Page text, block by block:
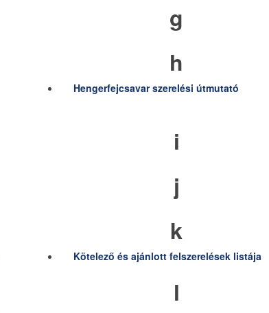
g
h
Hengerfejcsavar szerelési útmutató
i
j
k
Kötelező és ajánlott felszerelések listája
l